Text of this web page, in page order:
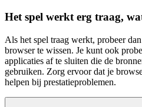
Het spel werkt erg traag,
Als het spel traag werkt, probeer
browser te wissen. Je kunt ook
applicaties af te sluiten die de
gebruiken. Zorg ervoor dat je
helpen bij prestatieproblemen.